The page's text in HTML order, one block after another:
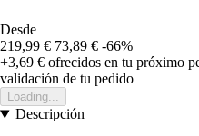
Desde
219,99 € 73,89 € -66%
+3,69 € ofrecidos en tu próximo
validación de tu pedido
Loading...
Descripción